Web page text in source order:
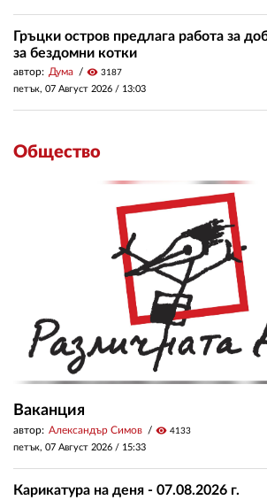
Гръцки остров предлага работа за
за бездомни котки
автор: Дума visibility 3187
петък, 07 Август 2026 / 13:03
Общество
Ваканция
автор: Александър Симов visibility 4133
петък, 07 Август 2026 / 15:33
Карикатура на деня - 07.08.2026 г.